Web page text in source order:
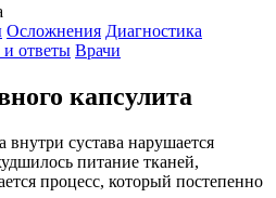
Осложнения Диагностика
ответы Врачи
капсулита
внутри сустава нарушается
питание тканей,
процесс, который постепенно